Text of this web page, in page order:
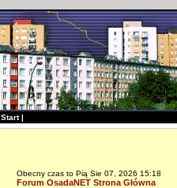
Start|
Obecny czas to Pią Sie 07, 2026 15:18
Forum OsadaNET Strona Główna